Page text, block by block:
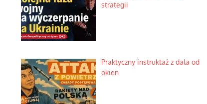
strategii
Praktyczny instruktaż z dala od
okien